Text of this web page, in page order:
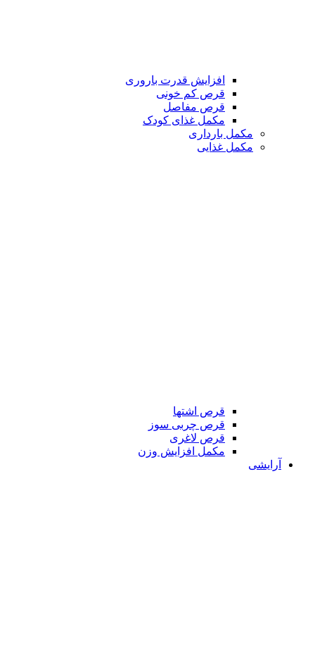
افزایش قدرت باروری
قرص کم خونی
قرص مفاصل
مکمل غذای کودک
مکمل بارداری
مکمل غذایی
قرص اشتها
قرص چربی سوز
قرص لاغری
مکمل افزایش وزن
آرایشی